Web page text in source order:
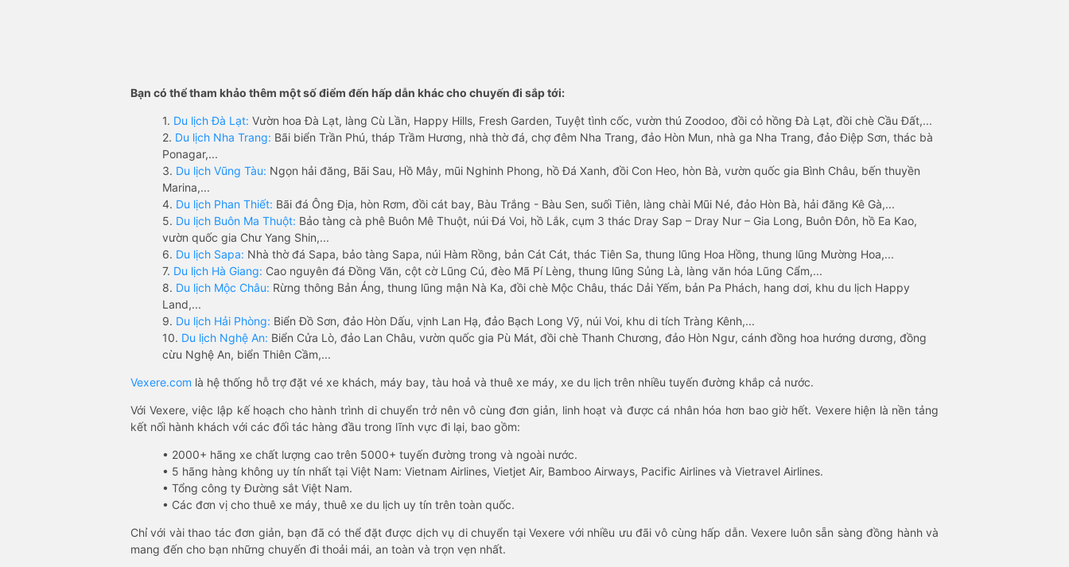
Bạn có thể tham khảo thêm một số điểm đến hấp dẫn khác cho chuyến đi sắp tới:
1. Du lịch Đà Lạt: Vườn hoa Đà Lạt, làng Cù Lần, Happy Hills, Fresh Garden, Tuyệt tình cốc, vườn thú Zoodoo, đồi cỏ hồng Đà Lạt, đồi chè Cầu Đất,...
2. Du lịch Nha Trang: Bãi biển Trần Phú, tháp Trầm Hương, nhà thờ đá, chợ đêm Nha Trang, đảo Hòn Mun, nhà ga Nha Trang, đảo Điệp Sơn, thác bà
Ponagar,...
3. Du lịch Vũng Tàu: Ngọn hải đăng, Bãi Sau, Hồ Mây, mũi Nghinh Phong, hồ Đá Xanh, đồi Con Heo, hòn Bà, vườn quốc gia Bình Châu, bến thuyền
Marina,...
4. Du lịch Phan Thiết: Bãi đá Ông Địa, hòn Rơm, đồi cát bay, Bàu Trắng - Bàu Sen, suối Tiên, làng chài Mũi Né, đảo Hòn Bà, hải đăng Kê Gà,...
5. Du lịch Buôn Ma Thuột: Bảo tàng cà phê Buôn Mê Thuột, núi Đá Voi, hồ Lắk, cụm 3 thác Dray Sap – Dray Nur – Gia Long, Buôn Đôn, hồ Ea Kao,
vườn quốc gia Chư Yang Shin,...
6. Du lịch Sapa: Nhà thờ đá Sapa, bảo tàng Sapa, núi Hàm Rồng, bản Cát Cát, thác Tiên Sa, thung lũng Hoa Hồng, thung lũng Mường Hoa,...
7. Du lịch Hà Giang: Cao nguyên đá Đồng Văn, cột cờ Lũng Cú, đèo Mã Pí Lèng, thung lũng Sủng Là, làng văn hóa Lũng Cẩm,...
8. Du lịch Mộc Châu: Rừng thông Bản Áng, thung lũng mận Nà Ka, đồi chè Mộc Châu, thác Dải Yếm, bản Pa Phách, hang dơi, khu du lịch Happy
Land,...
9. Du lịch Hải Phòng: Biển Đồ Sơn, đảo Hòn Dấu, vịnh Lan Hạ, đảo Bạch Long Vỹ, núi Voi, khu di tích Tràng Kênh,...
10. Du lịch Nghệ An: Biển Cửa Lò, đảo Lan Châu, vườn quốc gia Pù Mát, đồi chè Thanh Chương, đảo Hòn Ngư, cánh đồng hoa hướng dương, đồng
cừu Nghệ An, biển Thiên Cầm,...
Vexere.com là hệ thống hỗ trợ đặt vé xe khách, máy bay, tàu hoả và thuê xe máy, xe du lịch trên nhiều tuyến đường khắp cả nước.
Với Vexere, việc lập kế hoạch cho hành trình di chuyển trở nên vô cùng đơn giản, linh hoạt và được cá nhân hóa hơn bao giờ hết. Vexere hiện là nền tảng
kết nối hành khách với các đối tác hàng đầu trong lĩnh vực đi lại, bao gồm:
• 2000+ hãng xe chất lượng cao trên 5000+ tuyến đường trong và ngoài nước.
• 5 hãng hàng không uy tín nhất tại Việt Nam: Vietnam Airlines, Vietjet Air, Bamboo Airways, Pacific Airlines và Vietravel Airlines.
• Tổng công ty Đường sắt Việt Nam.
• Các đơn vị cho thuê xe máy, thuê xe du lịch uy tín trên toàn quốc.
Chỉ với vài thao tác đơn giản, bạn đã có thể đặt được dịch vụ di chuyển tại Vexere với nhiều ưu đãi vô cùng hấp dẫn. Vexere luôn sẵn sàng đồng hành và
mang đến cho bạn những chuyến đi thoải mái, an toàn và trọn vẹn nhất.